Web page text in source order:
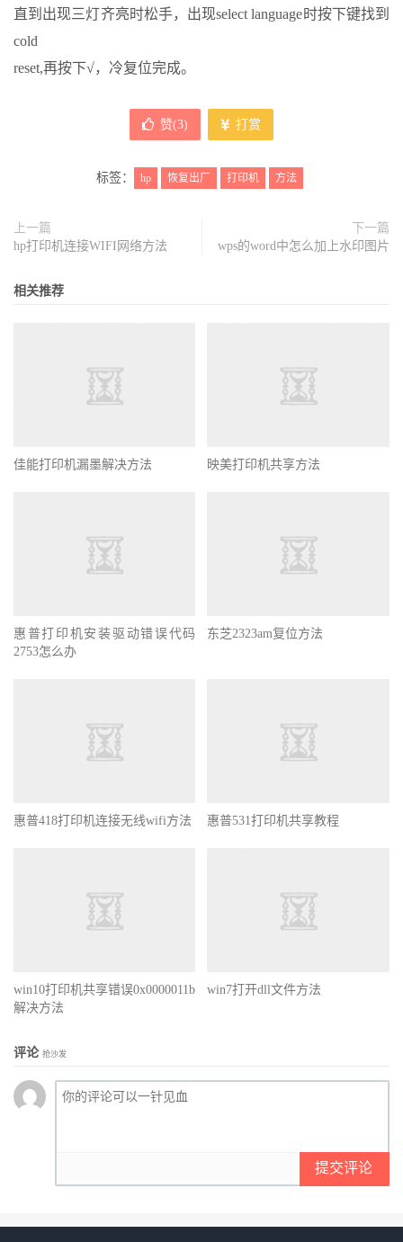
直到出现三灯齐亮时松手，出现select language时按下键找到
cold
reset,再按下√，冷复位完成。
赞(3) 打赏
标签： hp 恢复出厂 打印机 方法
上一篇
hp打印机连接WIFI网络方法
下一篇
wps的word中怎么加上水印图片
相关推荐
佳能打印机漏墨解决方法 映美打印机共享方法
惠普打印机安装驱动错误代码
2753怎么办
东芝2323am复位方法
惠普418打印机连接无线wifi方法 惠普531打印机共享教程
win10打印机共享错误0x0000011b
解决方法
win7打开dll文件方法
评论 抢沙发
提交评论